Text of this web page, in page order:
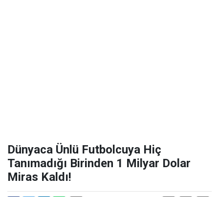
Dünyaca Ünlü Futbolcuya Hiç
Tanımadığı Birinden 1 Milyar Dolar
Miras Kaldı!